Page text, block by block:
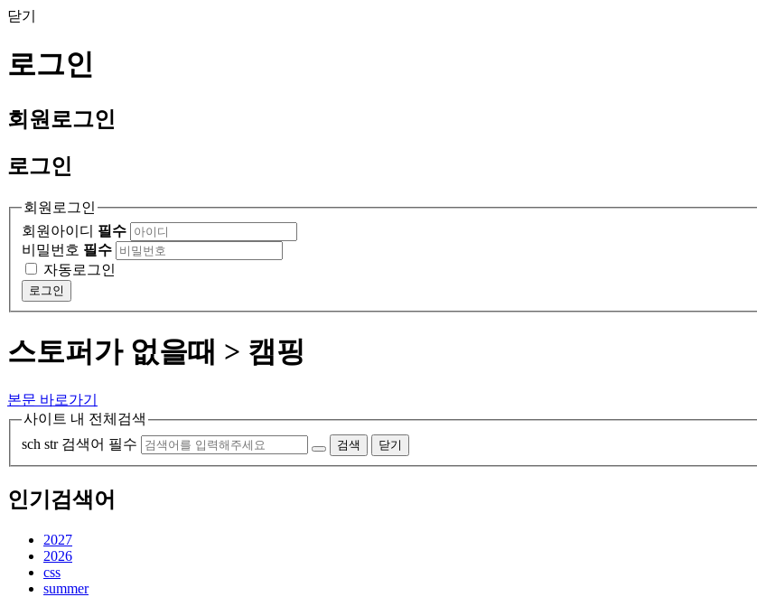
닫기
로그인
회원 로그인
로그인
회원로그인
회원아이디 필수
비밀번호 필수
자동로그인
로그인
스토퍼가 없을때 > 캠핑
본문 바로가기
사이트 내 전체검색
sch str 검색어 필수 검색 닫기
인기검색어
2027
2026
css
summer